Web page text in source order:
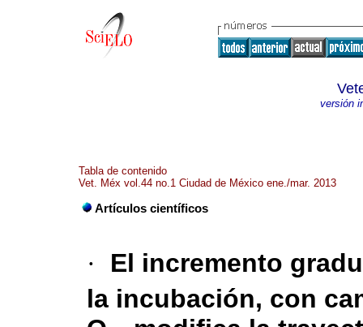
versión
Tabla de contenido
Vet. Méx vol.44 no.1 Ciudad de México ene./mar. 2013
Artículos científicos
·
El incremento
la incubación, con